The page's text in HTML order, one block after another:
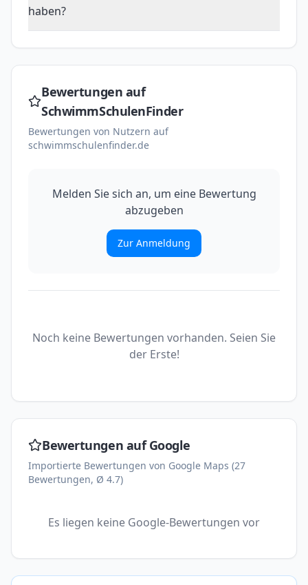
haben?
Bewertungen auf
SchwimmSchulenFinder
Bewertungen von Nutzern auf
schwimmschulenfinder.de
Melden Sie sich an, um eine Bewertung
abzugeben
Zur Anmeldung
Noch keine Bewertungen vorhanden. Seien Sie
der Erste!
Bewertungen auf Google
Importierte Bewertungen von Google Maps (27
Bewertungen, Ø 4.7)
Es liegen keine Google-Bewertungen vor